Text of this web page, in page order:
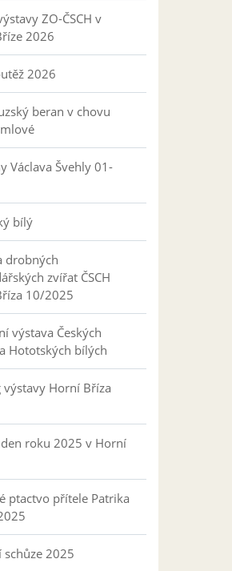
ZO-ČSCH v
2026
2026
beran v chovu
Václava Švehly 01-
bílý
drobných
zvířat ČSCH
10/2025
výstava Českých
Hototských bílých
výstavy Horní Bříza
roku 2025 v Horní
ptactvo přítele Patrika
schůze 2025